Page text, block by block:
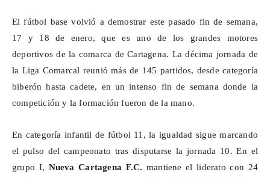
El fútbol base volvió a demostrar este pasado fin de semana,
17 y 18 de enero, que es uno de los grandes motores
deportivos de la comarca de Cartagena. La décima jornada de
la Liga Comarcal reunió más de 145 partidos, desde categoría
biberón hasta cadete, en un intenso fin de semana donde la
competición y la formación fueron de la mano.
En categoría infantil de fútbol 11, la igualdad sigue marcando
el pulso del campeonato tras disputarse la jornada 10. En el
grupo I, Nueva Cartagena F.C. mantiene el liderato con 24